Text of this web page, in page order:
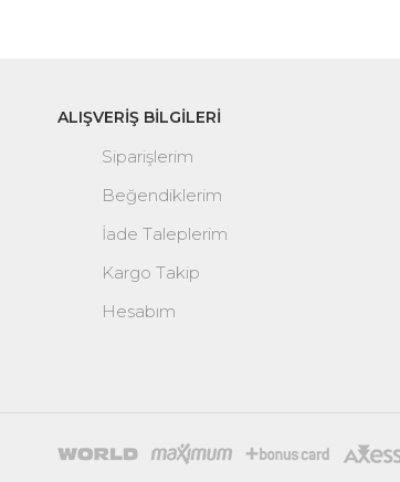
ALIŞVERİŞ BİLGİLERİ
Siparişlerim
Beğendiklerim
İade Taleplerim
Kargo Takip
Hesabım